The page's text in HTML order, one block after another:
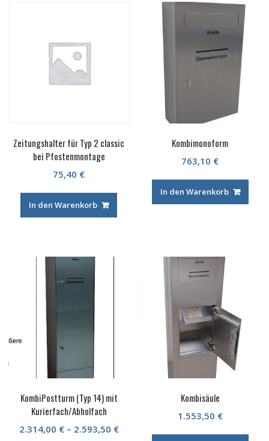
Zeitungshalter für Typ 2 classic
bei Pfostenmontage
75,40 €
In den Warenkorb
Kombimonoform
763,10 €
In den Warenkorb
KombiPostturm (Typ 14) mit
Kurierfach/Abholfach
2.314,00 €– 2.593,50 €
Kombisäule
1.553,50 €